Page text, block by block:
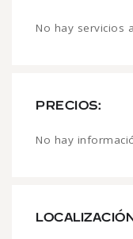
No hay servicios
PRECIOS:
No hay